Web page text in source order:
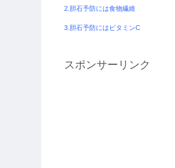
2. 胆石予防には食物繊維
3. 胆石予防にはビタミンC
スポンサーリンク